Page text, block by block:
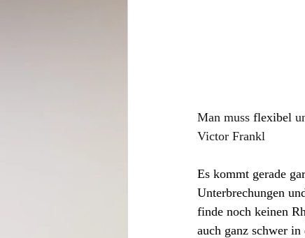
Man muss flexibel
Victor Frankl
Es kommt gerade
Unterbrechungen
finde noch keinen
auch ganz schwer